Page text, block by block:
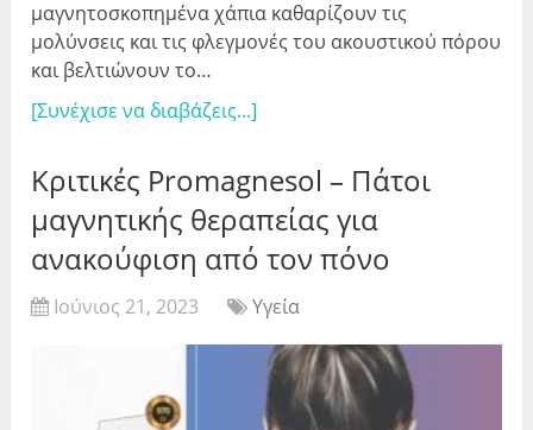
μαγνητοσκοπημένα χάπια καθαρίζουν τις
μολύνσεις και τις φλεγμονές του ακουστικού πόρου
και βελτιώνουν το…
[Συνέχισε να διαβάζεις...]
Κριτικές Promagnesol – Πάτοι
μαγνητικής θεραπείας για
ανακούφιση από τον πόνο
Ιούνιος 21, 2023 Υγεία